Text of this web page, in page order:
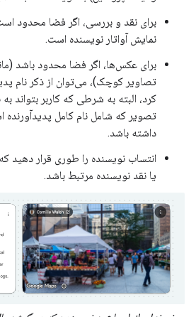
برای نقد و بررسی، اگر فضا محدود
نمایش آواتار نویسنده است.
برای عکس‌ها، اگر فضا محدود باشد
تصاویر کوچک)، می‌توان از ذکر نام
کرد، البته به شرطی که کاربر بتواند
تصویر که شامل نام کامل
داشته باشد.
انتساب نویسنده را طوری قرار دهید
یا نقد نویسنده مرتبط باشد.